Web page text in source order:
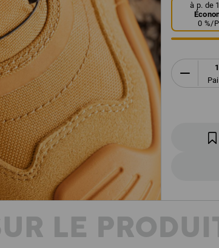
à p. de
0 %/
LE